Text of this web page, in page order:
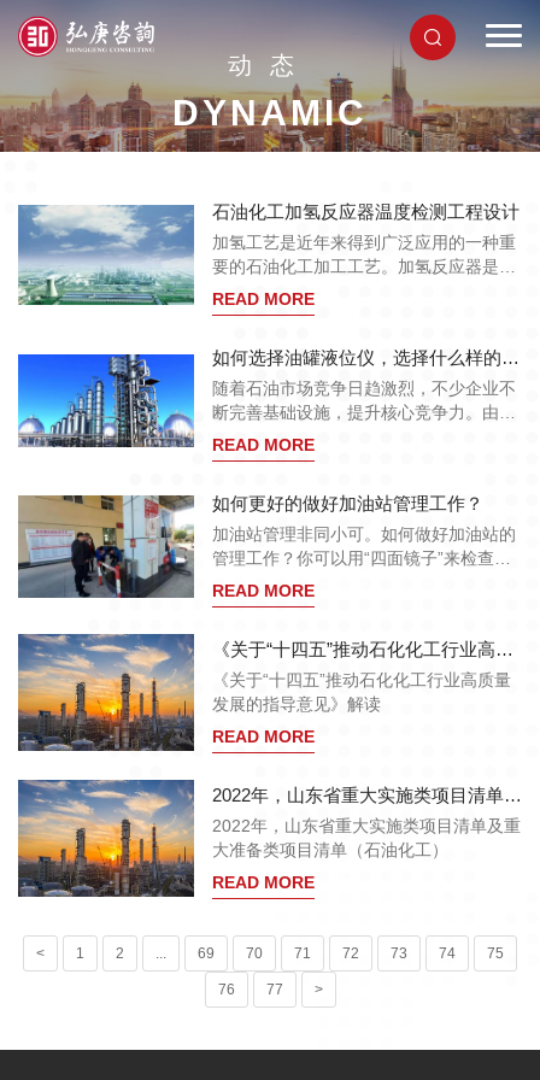
动态
DYNAMIC
石油化工加氢反应器温度检测工程设计
加氢工艺是近年来得到广泛应用的一种重
要的石油化工加工工艺。加氢反应器是加
氢工艺装置中的核心工艺设备，保证反应
器安全、高效、经济运行，并对反应器内
READ MORE
如何选择油罐液位仪，选择什么样的液位仪?
随着石油市场竞争日趋激烈，不少企业不
断完善基础设施，提升核心竞争力。由于
网络化油品管理可以提高加油站的综合管
理水平，减少油品损失，使石油公司获得
受到人们的关注。来自相关企业。如何选
择油箱液位选择什么样的液位计已经成为
一个非常关键的问题，以下是加油站选择
液位计时的一些提示：
READ MORE
如何更好的做好加油站管理工作？
加油站管理非同小可。如何做好加油站的
管理工作？你可以用“四面镜子”来检查自
己的工作，总结经验，找出不足。
READ MORE
《关于“十四五”推动石化化工行业高质量发展的指导意见》解读
《关于“十四五”推动石化化工行业高质量
发展的指导意见》解读
READ MORE
2022年，山东省重大实施类项目清单及重大准备类项目清单（石油化工）
2022年，山东省重大实施类项目清单及重
大准备类项目清单（石油化工）
READ MORE
< 1 2 ... 69 70 71 72 73 74 75
76 77 >